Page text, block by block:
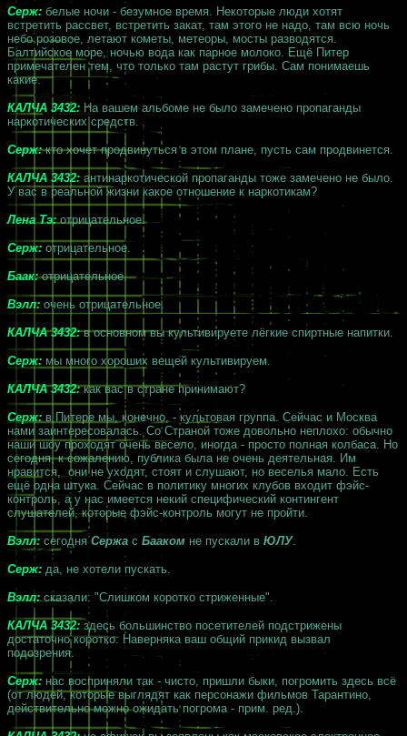
Серж: белые ночи - безумное время. Некоторые люди хотят
встретить рассвет, встретить закат, там этого не надо, там всю ночь
небо розовое, летают кометы, метеоры, мосты разводятся.
Балтийское море, ночью вода как парное молоко. Ещё Питер
примечателен тем, что только там растут грибы. Сам понимаешь
какие.
КАЛЧА 3432: На вашем альбоме не было замечено пропаганды
наркотических средств.
Серж: кто хочет продвинуться в этом плане, пусть сам продвинется.
КАЛЧА 3432: антинаркотической пропаганды тоже замечено не было.
У вас в реальной жизни какое отношение к наркотикам?
Лена Тэ: отрицательное.
Серж: отрицательное.
Баак:отрицательное.
Вэлл: очень отрицательное.
КАЛЧА 3432: в основном вы культивируете лёгкие спиртные напитки.
Серж: мы много хороших вещей культивируем.
КАЛЧА 3432: как вас в стране принимают?
Серж: в Питере мы, конечно, - культовая группа. Сейчас и Москва
нами заинтересовалась. Со Страной тоже довольно неплохо: обычно
наши шоу проходят очень весело, иногда - просто полная колбаса. Но
сегодня, к сожалению, публика была не очень деятельная. Им
нравится, они не уходят, стоят и слушают, но веселья мало. Есть
ещё одна штука. Сейчас в политику многих клубов входит фэйс-
контроль, а у нас имеется некий специфический контингент
слушателей, которые фэйс-контроль могут не пройти.
Вэлл: сегодняСержа с Бааком не пускали в ЮЛУ.
Серж: да, не хотели пускать.
Вэлл: сказали: "Слишком коротко стриженные".
КАЛЧА 3432: здесь большинство посетителей подстрижены
достаточно коротко. Наверняка ваш общий прикид вызвал
подозрения.
Серж: нас восприняли так - чисто, пришли быки, погромить здесь всё
(от людей, которые выглядят как персонажи фильмов Тарантино,
действительно можно ожидать погрома - прим. ред.).